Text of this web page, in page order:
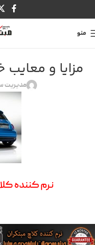
منو
مزایا و معایب
مدیریت
نرم کننده